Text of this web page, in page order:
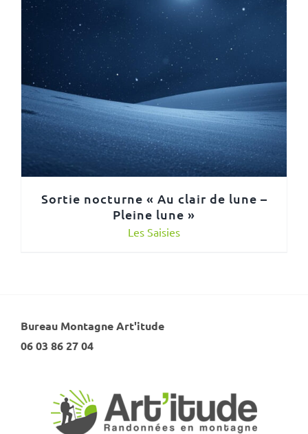
Sortie nocturne « Au clair de lune –
Pleine lune »
Les Saisies
Bureau Montagne Art'itude
06 03 86 27 04